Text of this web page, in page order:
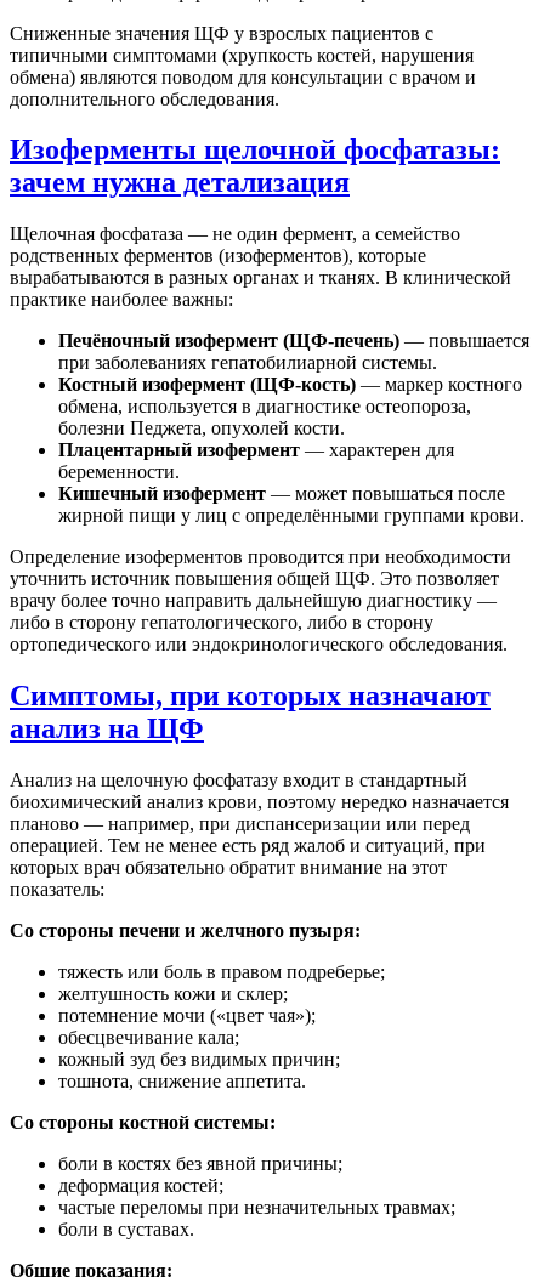
Сниженные значения ЩФ у взрослых пациентов с
типичными симптомами (хрупкость костей, нарушения
обмена) являются поводом для консультации с врачом и
дополнительного обследования.
Изоферменты щелочной фосфатазы:
зачем нужна детализация
Щелочная фосфатаза — не один фермент, а семейство
родственных ферментов (изоферментов), которые
вырабатываются в разных органах и тканях. В клинической
практике наиболее важны:
Печёночный изофермент (ЩФ-печень) — повышается
при заболеваниях гепатобилиарной системы.
Костный изофермент (ЩФ-кость) — маркер костного
обмена, используется в диагностике остеопороза,
болезни Педжета, опухолей кости.
Плацентарный изофермент — характерен для
беременности.
Кишечный изофермент — может повышаться после
жирной пищи у лиц с определёнными группами крови.
Определение изоферментов проводится при необходимости
уточнить источник повышения общей ЩФ. Это позволяет
врачу более точно направить дальнейшую диагностику —
либо в сторону гепатологического, либо в сторону
ортопедического или эндокринологического обследования.
Симптомы, при которых назначают
анализ на ЩФ
Анализ на щелочную фосфатазу входит в стандартный
биохимический анализ крови, поэтому нередко назначается
планово — например, при диспансеризации или перед
операцией. Тем не менее есть ряд жалоб и ситуаций, при
которых врач обязательно обратит внимание на этот
показатель:
Со стороны печени и желчного пузыря:
тяжесть или боль в правом подреберье;
желтушность кожи и склер;
потемнение мочи («цвет чая»);
обесцвечивание кала;
кожный зуд без видимых причин;
тошнота, снижение аппетита.
Со стороны костной системы:
боли в костях без явной причины;
деформация костей;
частые переломы при незначительных травмах;
боли в суставах.
Общие показания: